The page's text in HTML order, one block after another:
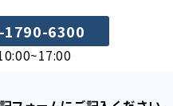
1790-6300